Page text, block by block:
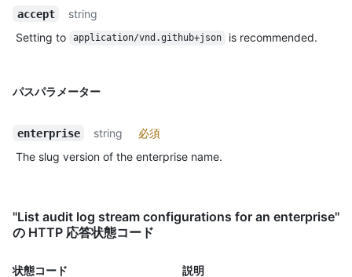
accept
string
Setting to
application/vnd.github+json is recommended.
パスパラメーター
enterprise string
必須
The slug version of the enterprise name.
"List audit log stream configurations for an enterprise"
の HTTP 応答状態コード
状態コード 説明